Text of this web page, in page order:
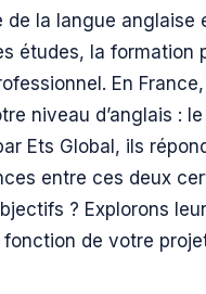
de la langue
études, la formation
En
niveau d’anglais :
Ets Global, ils
entre ces deux
? Explorons
fonction de votre